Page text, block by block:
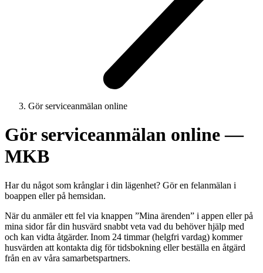
Gör serviceanmälan online
Gör serviceanmälan online —
MKB
Har du något som krånglar i din lägenhet? Gör en felanmälan i
boappen eller på hemsidan.
När du anmäler ett fel via knappen ”Mina ärenden” i appen eller på
mina sidor får din husvärd snabbt veta vad du behöver hjälp med
och kan vidta åtgärder. Inom 24 timmar (helgfri vardag) kommer
husvärden att kontakta dig för tidsbokning eller beställa en åtgärd
från en av våra samarbetspartners.